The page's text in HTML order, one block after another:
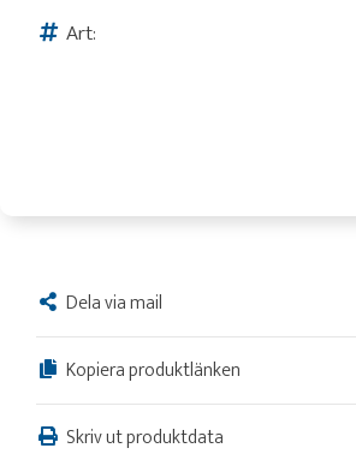
Art:
Dela via mail
Kopiera produktlänken
Skriv ut produktdata